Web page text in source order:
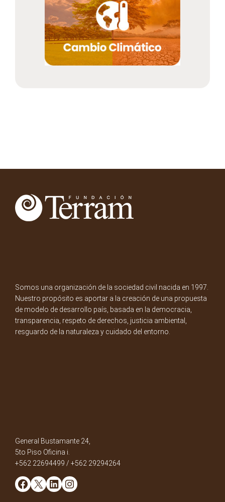
Somos una organización de la sociedad civil nacida en 1997.
Nuestro propósito es aportar a la creación de una propuesta
de modelo de desarrollo país, basada en la democracia,
transparencia, respeto de derechos, justicia ambiental,
resguardo de la naturaleza y cuidado del entorno.
General Bustamante 24,
5to Piso Oficina i.
+562 22694499 / +562 29294264